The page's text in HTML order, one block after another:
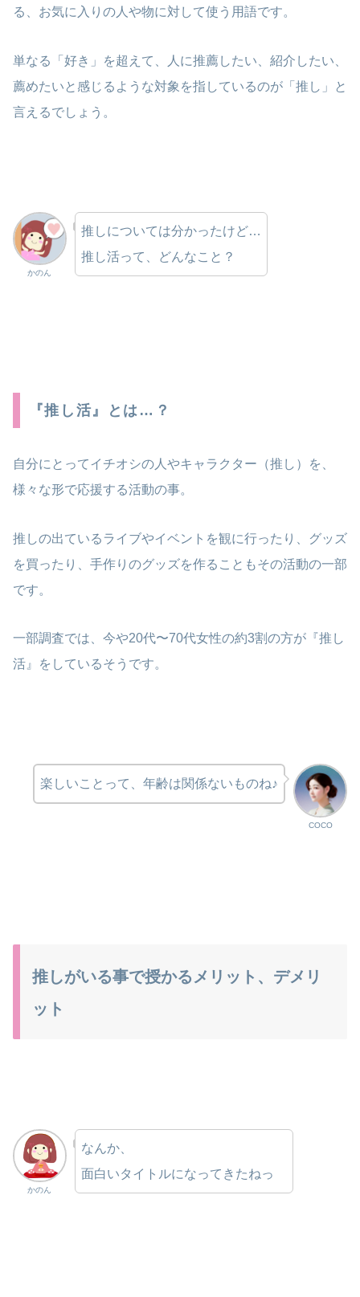
る、お気に入りの人や物に対して使う用語です。
単なる「好き」を超えて、人に推薦したい、紹介したい、
薦めたいと感じるような対象を指しているのが「推し」と
言えるでしょう。
かのん
推しについては分かったけど…
推し活って、どんなこと？
『推し活』とは…？
自分にとってイチオシの人やキャラクター（推し）を、
様々な形で応援する活動の事。
推しの出ているライブやイベントを観に行ったり、グッズ
を買ったり、手作りのグッズを作ることもその活動の一部
です。
一部調査では、今や20代〜70代女性の約3割の方が『推し
活』をしているそうです。
COCO
楽しいことって、年齢は関係ないものね♪
推しがいる事で授かるメリット、デメリ
ット
かのん
なんか、
面白いタイトルになってきたねっ